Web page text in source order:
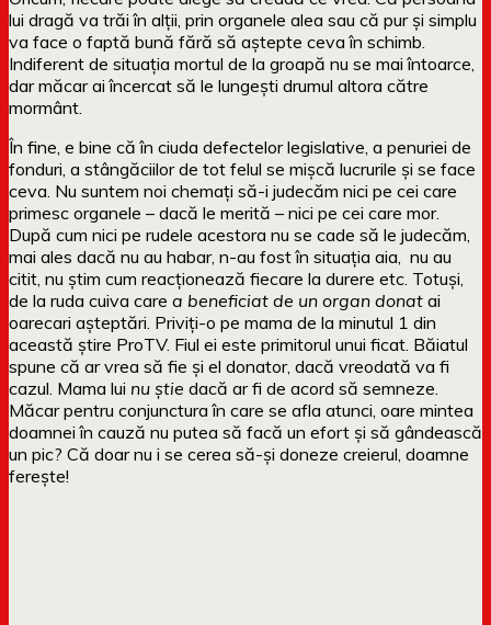
lui dragă va trăi în alții, prin organele alea sau că pur și simplu
va face o faptă bună fără să aștepte ceva în schimb.
Indiferent de situația mortul de la groapă nu se mai întoarce,
dar măcar ai încercat să le lungești drumul altora către
mormânt.
În fine, e bine că în ciuda defectelor legislative, a penuriei de
fonduri, a stângăciilor de tot felul se mișcă lucrurile și se face
ceva. Nu suntem noi chemați să-i judecăm nici pe cei care
primesc organele – dacă le merită – nici pe cei care mor.
După cum nici pe rudele acestora nu se cade să le judecăm,
mai ales dacă nu au habar, n-au fost în situația aia, nu au
citit, nu știm cum reacționează fiecare la durere etc. Totuși,
de la ruda cuiva care a beneficiat de un organ donat ai
oarecari așteptări. Priviți-o pe mama de la minutul 1 din
această știre ProTV. Fiul ei este primitorul unui ficat. Băiatul
spune că ar vrea să fie și el donator, dacă vreodată va fi
cazul. Mama lui nu știe dacă ar fi de acord să semneze.
Măcar pentru conjunctura în care se afla atunci, oare mintea
doamnei în cauză nu putea să facă un efort și să gândească
un pic? Că doar nu i se cerea să-și doneze creierul, doamne
ferește!